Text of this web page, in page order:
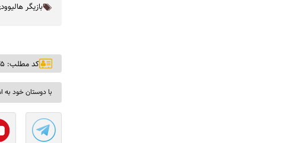
بازیگر
کد مطلب: ۳۸۹۴۲۵
با دوستان خود به